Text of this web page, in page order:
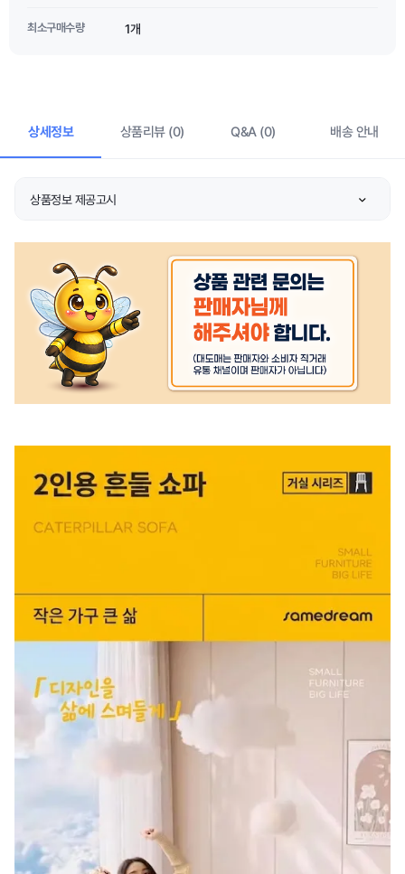
최소구매수량 1개
상세정보 상품리뷰 (0) Q&A (0) 배송 안내
상품정보 제공고시
품명 상품 상세설명 참조
KC 인증정보 상품 상세설명 참조
색상 상품 상세설명 참조
구성품
주요소재 상품 상세설명 참조
크기 상품 상세설명 참조
재공급(리퍼브) 가구의 경
배송/설치비용
품질보증기준 상품 상세설명 참조
A/S 책임자와 전화번호 상품 상세설명 참조
주문후 예상 배송기간 상품 상세설명 참조